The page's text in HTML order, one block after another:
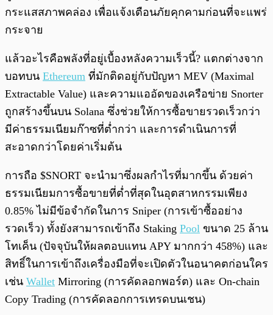
กระแสสภาพคล่อง เพื่อแจ้งเตือนภัยคุกคามก่อนที่จะแพร่
กระจาย
แล้วอะไรคือพลังที่อยู่เบื้องหลังความเร็วนี้? แตกต่างจาก
บอทบน Ethereum ที่มักติดอยู่กับปัญหา MEV (Maximal
Extractable Value) และความแออัดของเครือข่าย Snorter
ถูกสร้างขึ้นบน Solana ซึ่งช่วยให้การซื้อขายรวดเร็วกว่า
มีค่าธรรมเนียมก๊าซที่ต่ำกว่า และการดำเนินการที่
สะอาดกว่าโดยค่าเริ่มต้น
การถือ $SNORT จะนำมาซึ่งผลกำไรที่มากขึ้น ด้วยค่า
ธรรมเนียมการซื้อขายที่ต่ำที่สุดในอุตสาหกรรมเพียง
0.85% ไม่มีข้อจำกัดในการ Sniper (การเข้าซื้ออย่าง
รวดเร็ว) ทั้งยังสามารถเข้าถึง Staking Pool ขนาด 25 ล้าน
โทเค็น (ปัจจุบันให้ผลตอบแทน APY มากกว่า 458%) และ
สิทธิ์ในการเข้าถึงเครื่องมือที่จะเปิดตัวในอนาคตก่อนใคร
เช่น Wallet Mirroring (การคัดลอกพอร์ต) และ On-chain
Copy Trading (การคัดลอกการเทรดบนเชน)